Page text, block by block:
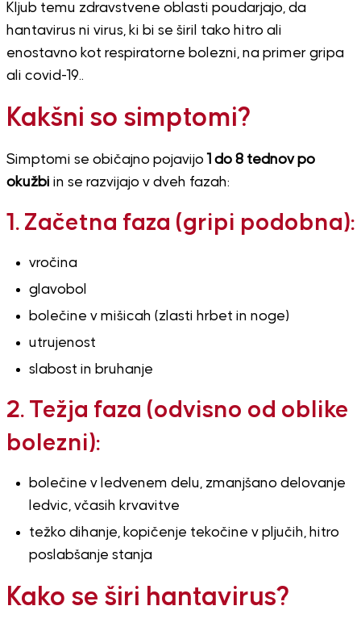
Kljub temu zdravstvene oblasti poudarjajo, da
hantavirus ni virus, ki bi se širil tako hitro ali
enostavno kot respiratorne bolezni, na primer gripa
ali covid-19..
Kakšni so simptomi?
Simptomi se običajno pojavijo 1 do 8 tednov po
okužbi in se razvijajo v dveh fazah:
1. Začetna faza (gripi podobna):
vročina
glavobol
bolečine v mišicah (zlasti hrbet in noge)
utrujenost
slabost in bruhanje
2. Težja faza (odvisno od oblike
bolezni):
bolečine v ledvenem delu, zmanjšano delovanje
ledvic, včasih krvavitve
težko dihanje, kopičenje tekočine v pljučih, hitro
poslabšanje stanja
Kako se širi hantavirus?